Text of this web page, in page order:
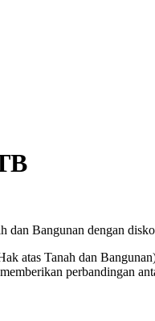
dan Bangunan dengan
atas Tanah dan
perbandingan